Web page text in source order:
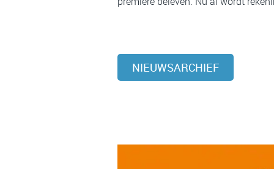
NIEUWSARCHIEF